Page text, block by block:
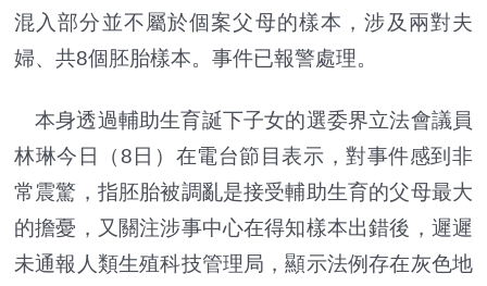
混入部分並不屬於個案父母的樣本，涉及兩對夫
婦、共8個胚胎樣本。事件已報警處理。
本身透過輔助生育誕下子女的選委界立法會議員
林琳今日（8日）在電台節目表示，對事件感到非
常震驚，指胚胎被調亂是接受輔助生育的父母最大
的擔憂，又關注涉事中心在得知樣本出錯後，遲遲
未通報人類生殖科技管理局，顯示法例存在灰色地